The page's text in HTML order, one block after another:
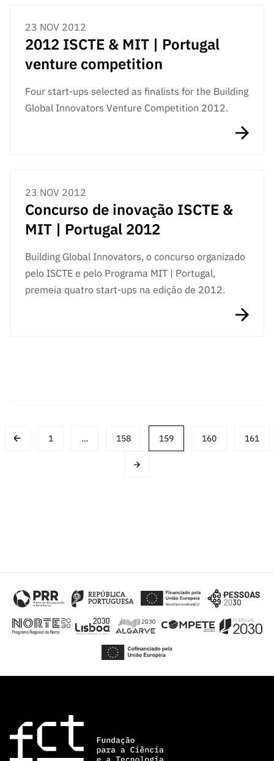
23 NOV 2012
2012 ISCTE & MIT | Portugal
venture competition
Four start-ups selected as finalists for the Building
Global Innovators Venture Competition 2012.
23 NOV 2012
Concurso de inovação ISCTE &
MIT | Portugal 2012
Building Global Innovators, o concurso organizado
pelo ISCTE e pelo Programa MIT | Portugal,
premeia quatro start-ups na edição de 2012.
Posts
1 … 158 159 160 161